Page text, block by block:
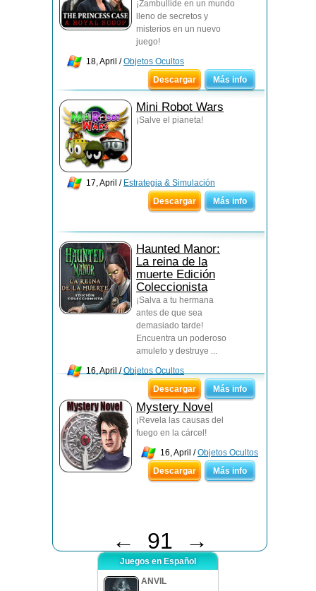
¡Zambullide en un mundo
lleno de secretos y
misterios en un nuevo
juego!
18, April /Objetos Ocultos
Descargar
Más info
Mini Robot Wars
¡Salve el pianeta!
17, April / Estrategia & Simulación
Descargar
Más info
Haunted Manor:
La reina de la
muerte Edición
Coleccionista
¡Salva a tu hermana
antes de que sea
demasiado tarde!
Encuentra un poderoso
amuleto y destruye ...
16, April /Objetos Ocultos
Descargar
Más info
Mystery Novel
¡Revela las causas del
fuego en la cárcel!
16, April /Objetos Ocultos
Descargar
Más info
← 91 →
Juegos en Español
ANVIL